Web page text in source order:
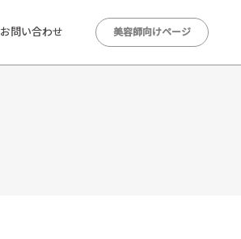
お問い合わせ 美容師向けページ